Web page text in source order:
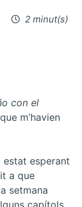
2 minut(s)
con el
m’havien
estat esperant
a que
setmana